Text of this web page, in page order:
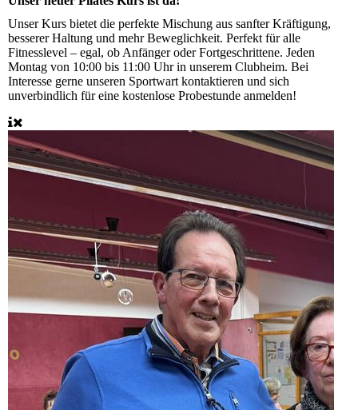
Unser Kurs bietet die perfekte Mischung aus sanfter Kräftigung,
besserer Haltung und mehr Beweglichkeit. Perfekt für alle
Fitnesslevel – egal, ob Anfänger oder Fortgeschrittene. Jeden
Montag von 10:00 bis 11:00 Uhr in unserem Clubheim. Bei
Interesse gerne unseren Sportwart kontaktieren und sich
unverbindlich für eine kostenlose Probestunde anmelden!